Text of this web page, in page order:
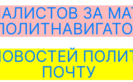
ЗА
ПОЧТУ